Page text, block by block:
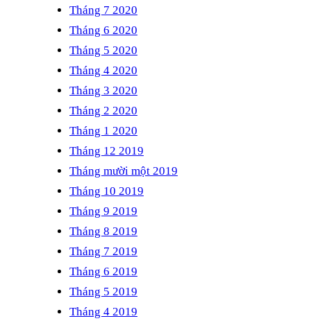
Tháng 7 2020
Tháng 6 2020
Tháng 5 2020
Tháng 4 2020
Tháng 3 2020
Tháng 2 2020
Tháng 1 2020
Tháng 12 2019
Tháng mười một 2019
Tháng 10 2019
Tháng 9 2019
Tháng 8 2019
Tháng 7 2019
Tháng 6 2019
Tháng 5 2019
Tháng 4 2019